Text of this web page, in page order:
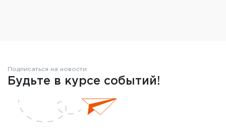
Подписаться на новости
Будьте в курсе событий!